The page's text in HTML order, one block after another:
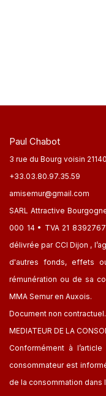
Paul Chabot
3 rue du Bourg voisin
+33.03.80.97.35.59
amisemur@gmail.com
SARL Attractive
000 14 • TVA 21
délivrée par CCI Dijon ,
d'autres fonds, effets
rémunération ou de sa
MMA Semur en Auxois.
Document non contractuel.
MEDIATEUR DE LA
Conformément à
consommateur est
de la consommation dans